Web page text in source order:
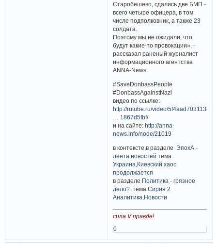
Старобешево, сдались две БМП -
всего четыре офицера, в том
числе подполковник, а также 23
солдата.
Поэтому мы не ожидали, что
будут какие-то провокации», -
рассказал раненый журналист
информационного агентства
ANNA-News.
#SaveDonbassPeople
#DonbassAgainstNazi
видео по ссылке:
http://rutube.ru/video/
… 1867d5fbf/
и на сайте:http://anna-
news.info/node/21019
в контексте,в разделе ЭпохА -
лента новостей тема
Украина,Киевский хаос
продолжается
в разделе Политика - грязное
дело? темаСирия 2
Аналитика,Новости
сила V правде!
0